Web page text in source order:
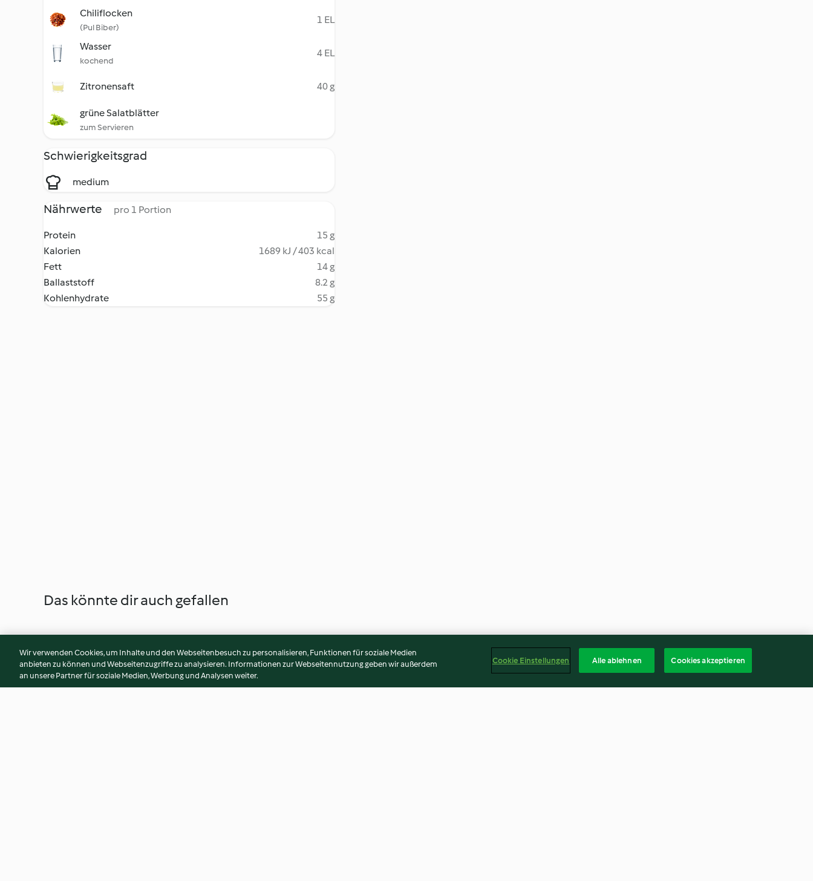
Chiliflocken
(Pul Biber)
1 EL
Wasser
kochend
4 EL
Zitronensaft 40 g
grüne Salatblätter
zum Servieren
Schwierigkeitsgrad
medium
Nährwerte pro 1 Portion
Protein
15 g
Kalorien
1689 kJ / 403 kcal
Fett
14 g
Ballaststoff
8.2 g
Kohlenhydrate
55 g
Das könnte dir auch gefallen
Wir verwenden Cookies, um Inhalte und den Webseitenbesuch zu personalisieren, Funktionen für soziale Medien
anbieten zu können und Webseitenzugriffe zu analysieren. Informationen zur Webseitennutzung geben wir außerdem
an unsere Partner für soziale Medien, Werbung und Analysen weiter.
Cookie Einstellungen Alle ablehnen Cookies akzeptieren